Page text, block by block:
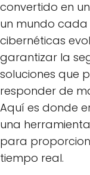
convertido en
un mundo cada
cibernéticas
garantizar la
soluciones que
responder de
Aquí es donde
una
para
tiempo real.